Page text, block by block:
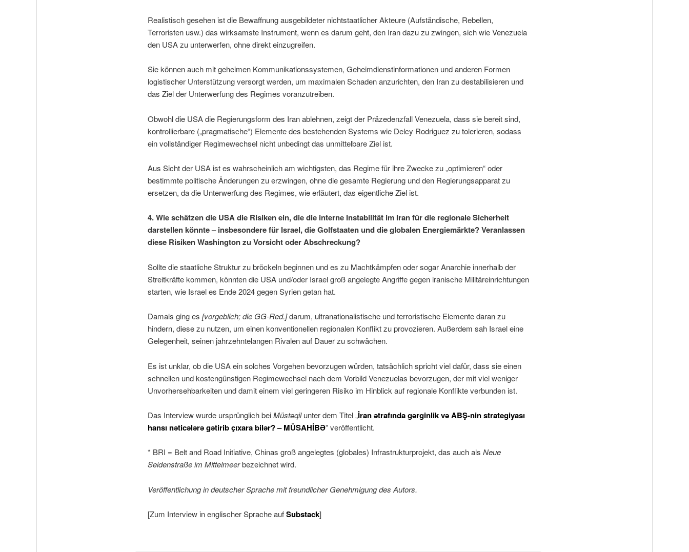
Realistisch gesehen ist die Bewaffnung ausgebildeter nichtstaatlicher Akteure (Aufständische, Rebellen,
Terroristen usw.) das wirksamste Instrument, wenn es darum geht, den Iran dazu zu zwingen, sich wie Venezuela
den USA zu unterwerfen, ohne direkt einzugreifen.
Sie können auch mit geheimen Kommunikationssystemen, Geheimdienstinformationen und anderen Formen
logistischer Unterstützung versorgt werden, um maximalen Schaden anzurichten, den Iran zu destabilisieren und
das Ziel der Unterwerfung des Regimes voranzutreiben.
Obwohl die USA die Regierungsform des Iran ablehnen, zeigt der Präzedenzfall Venezuela, dass sie bereit sind,
kontrollierbare („pragmatische“) Elemente des bestehenden Systems wie Delcy Rodriguez zu tolerieren, sodass
ein vollständiger Regimewechsel nicht unbedingt das unmittelbare Ziel ist.
Aus Sicht der USA ist es wahrscheinlich am wichtigsten, das Regime für ihre Zwecke zu „optimieren“ oder
bestimmte politische Änderungen zu erzwingen, ohne die gesamte Regierung und den Regierungsapparat zu
ersetzen, da die Unterwerfung des Regimes, wie erläutert, das eigentliche Ziel ist.
4. Wie schätzen die USA die Risiken ein, die die interne Instabilität im Iran für die regionale Sicherheit
darstellen könnte – insbesondere für Israel, die Golfstaaten und die globalen Energiemärkte? Veranlassen
diese Risiken Washington zu Vorsicht oder Abschreckung?
Sollte die staatliche Struktur zu bröckeln beginnen und es zu Machtkämpfen oder sogar Anarchie innerhalb der
Streitkräfte kommen, könnten die USA und/oder Israel groß angelegte Angriffe gegen iranische Militäreinrichtungen
starten, wie Israel es Ende 2024 gegen Syrien getan hat.
Damals ging es [vorgeblich; die GG-Red.]darum, ultranationalistische und terroristische Elemente daran zu
hindern, diese zu nutzen, um einen konventionellen regionalen Konflikt zu provozieren. Außerdem sah Israel eine
Gelegenheit, seinen jahrzehntelangen Rivalen auf Dauer zu schwächen.
Es ist unklar, ob die USA ein solches Vorgehen bevorzugen würden, tatsächlich spricht viel dafür, dass sie einen
schnellen und kostengünstigen Regimewechsel nach dem Vorbild Venezuelas bevorzugen, der mit viel weniger
Unvorhersehbarkeiten und damit einem viel geringeren Risiko im Hinblick auf regionale Konflikte verbunden ist.
Das Interview wurde ursprünglich beiMüstəqilunter dem Titel „İran ətrafında gərginlik və ABŞ-nin strategiyası
hansı nəticələrə gətirib çıxara bilər? – MÜSAHİBƏ” veröffentlicht.
* BRI = Belt and Road Initiative, Chinas groß angelegtes (globales) Infrastrukturprojekt, das auch als Neue
Seidenstraße im Mittelmeerbezeichnet wird.
Veröffentlichung in deutscher Sprache mit freundlicher Genehmigung des Autors.
[Zum Interview in englischer Sprache aufSubstack]